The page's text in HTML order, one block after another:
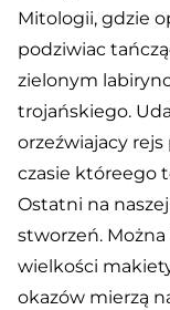
Mitologii, gdzie
podziwiac
zielonym
trojańskiego.
orzeźwiajacy
czasie któreego
Ostatni na
stworzeń.
wielkości
okazów mierzą